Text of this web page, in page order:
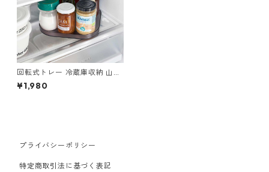
回転式トレー 冷蔵庫収納 山崎
実業 tower タワー 冷蔵庫中回
転式トレー スクエア 1323 ブ
¥1,980
プライバシーポリシー
特定商取引法に基づく表記